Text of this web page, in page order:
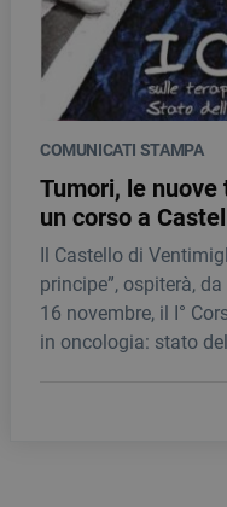
COMUNICATI STAMPA
Tumori, le
un corso a
Il Castello di
principe”, ospiterà,
16 novembre, il I°
in oncologia: stato